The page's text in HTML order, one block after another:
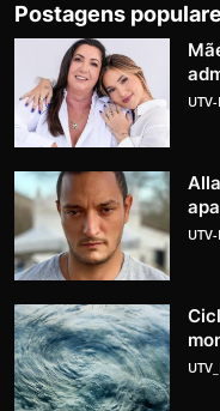
Postagens